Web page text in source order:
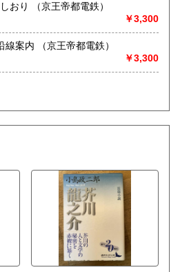
1963年8月 京王線新車のしおり （京王帝都電鉄）
￥3,300
昭和42年 京王帝都電鉄 沿線案内 （京王帝都電鉄）
￥3,300